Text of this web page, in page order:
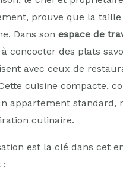
prouve que la
Dans son espace de
concocter des plats
avec ceux de
cuisine compacte,
appartement standard,
culinaire.
est la clé dans cet
: